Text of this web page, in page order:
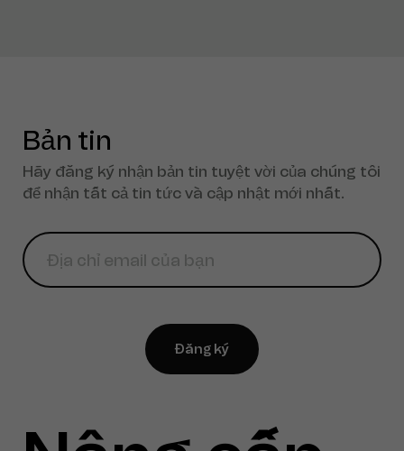
Bản tin
Hãy đăng ký nhận bản tin tuyệt vời của chúng tôi
để nhận tất cả tin tức và cập nhật mới nhất.
Đăng ký